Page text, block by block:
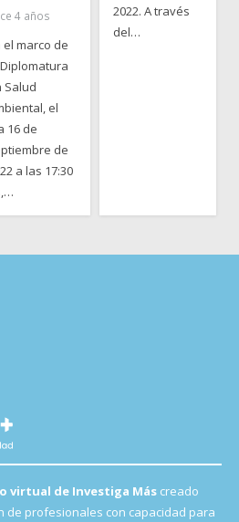
4 años
el marco de
Salud
el
16 de
de
a las 17:30
2022. A través
del…
virtual de Investiga Máscreado
de profesionales con capacidad para